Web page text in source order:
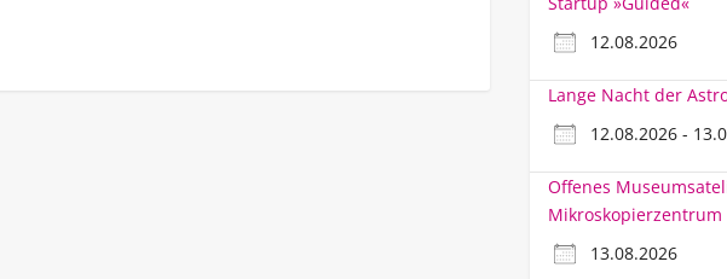
12.08.2026
Lange Nacht der
12.08.2026 -
Offenes
Mikroskopierzentrum
13.08.2026